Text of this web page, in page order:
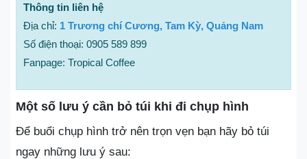
Thông tin liên hệ
Địa chỉ: 1 Trương chí Cương, Tam Kỳ, Quảng Nam
Số điện thoại: 0905 589 899
Fanpage: Tropical Coffee
Một số lưu ý cần bỏ túi khi đi chụp hình
Để buổi chụp hình trở nên trọn vẹn bạn hãy bỏ túi
ngay những lưu ý sau: